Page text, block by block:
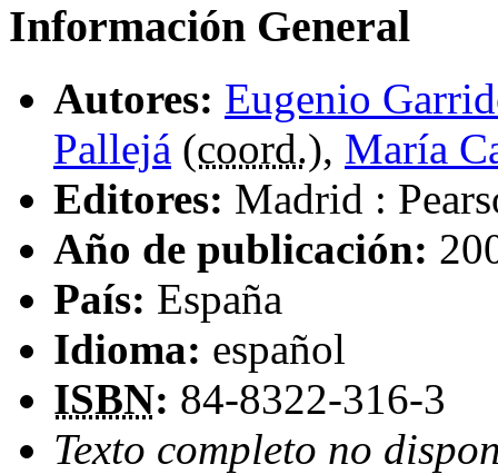
Información General
Autores: Eugenio
Pallejá (coord.), María
Editores: Madrid :
Año de publicación:
País: España
Idioma: español
ISBN: 84-8322-316-3
Texto completo no